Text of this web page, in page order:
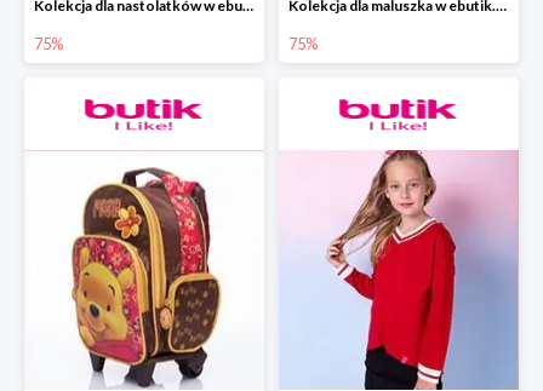
Kolekcja dla nastolatków w ebutik.pl do -75%
75%
Kolekcja dla maluszka w ebutik.pl do -75%
75%